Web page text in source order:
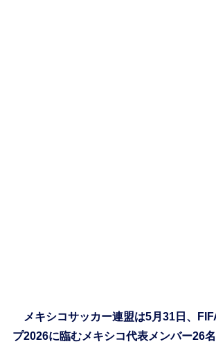
メキシコサッカー連盟は5月31日、
プ2026に臨むメキシコ代表メンバー26名